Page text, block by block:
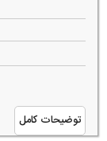
توضیحات کامل